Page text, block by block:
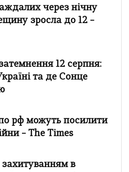
через нічну
зросла до 12 –
12 серпня:
та де Сонце
рф можуть посилити
– The Times
захитуванням в